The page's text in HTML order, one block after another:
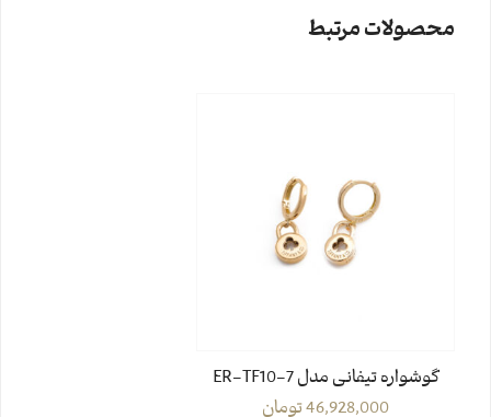
محصولات مرتبط
گوشواره تیفانی مدل ER-TF10-7
46,928,000تومان